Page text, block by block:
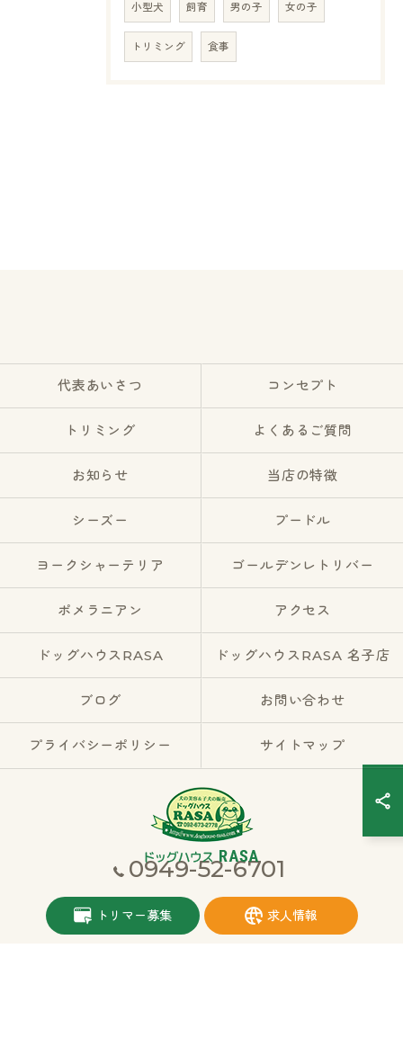
小型犬 飼育 男の子 女の子
トリミング 食事
0949-52-6701
トリマー募集 求人情報
代表あいさつ コンセプト
トリミング よくあるご質問
お知らせ 当店の特徴
シーズー プードル
ヨークシャーテリア ゴールデンレトリバー
ポメラニアン アクセス
ドッグハウスRASA ドッグハウスRASA 名子店
ブログ お問い合わせ
プライバシーポリシー サイトマップ
© 2026 福岡県宮若市のブリーダーならドッグハウスRASA ALL RIGHTS
RESERVED.